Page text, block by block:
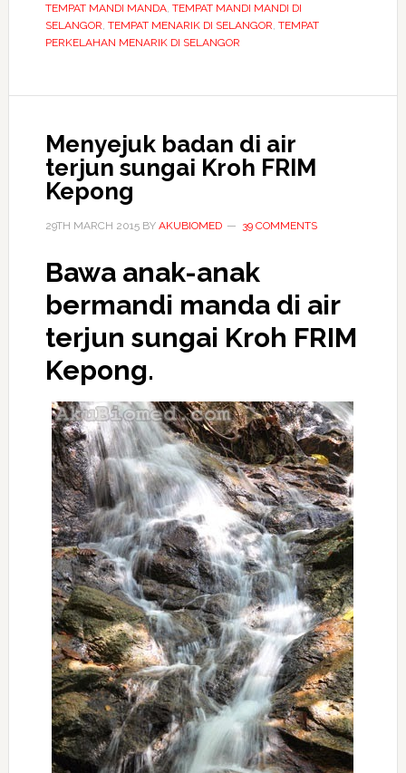
Kubu
Bharu
TEMPAT MANDI MANDA, TEMPAT MANDI MANDI DI
SELANGOR TEMPAT MENARIK DI SELANGOR TEMPAT
PERKELAHAN MENARIK DI SELANGOR
Menyejuk badan di air
terjun sungai Kroh FRIM
Kepong
29TH MARCH 2015BY AKUBIOMED 39 COMMENTS
Bawa anak-anak
bermandi manda di air
terjun sungai Kroh FRIM
Kepong.